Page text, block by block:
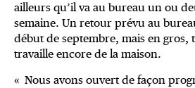
ailleurs qu’il va au bureau un ou
semaine. Un retour prévu au
début de septembre, mais en gros,
travaille encore de la maison.
« Nous avons ouvert de façon